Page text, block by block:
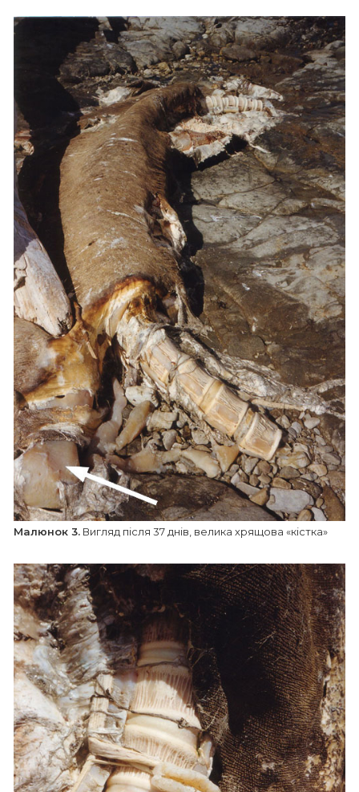
Малюнок 3. Вигляд після 37 днів, велика хрящова «кістка»